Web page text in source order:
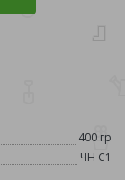
400 гр
ЧН С1